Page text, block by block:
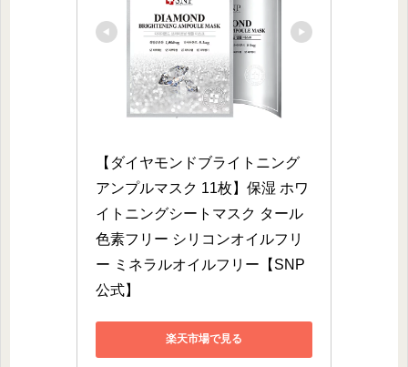
【ダイヤモンドブライトニング
アンプルマスク 11枚】保湿 ホワ
イトニングシートマスク タール
色素フリー シリコンオイルフリ
ー ミネラルオイルフリー【SNP
公式】
楽天市場で見る